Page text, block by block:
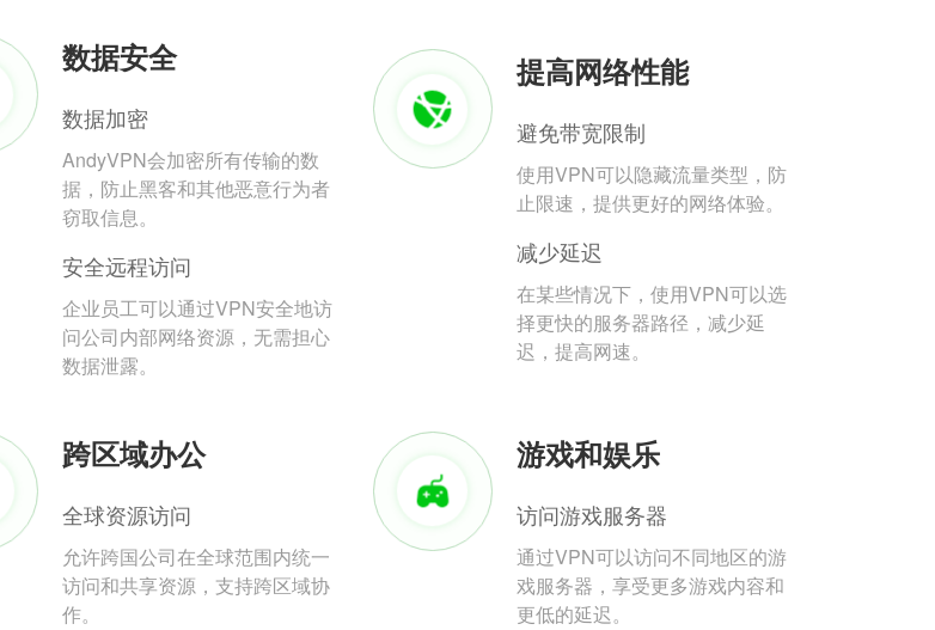
数据安全
数据加密
AndyVPN会加密所有传输的数
据，防止黑客和其他恶意行为者
窃取信息。
安全远程访问
企业员工可以通过VPN安全地访
问公司内部网络资源，无需担心
数据泄露。
提高网络性能
避免带宽限制
使用VPN可以隐藏流量类型，防
止限速，提供更好的网络体验。
减少延迟
在某些情况下，使用VPN可以选
择更快的服务器路径，减少延
迟，提高网速。
跨区域办公
全球资源访问
允许跨国公司在全球范围内统一
访问和共享资源，支持跨区域协
作。
游戏和娱乐
访问游戏服务器
通过VPN可以访问不同地区的游
戏服务器，享受更多游戏内容和
更低的延迟。